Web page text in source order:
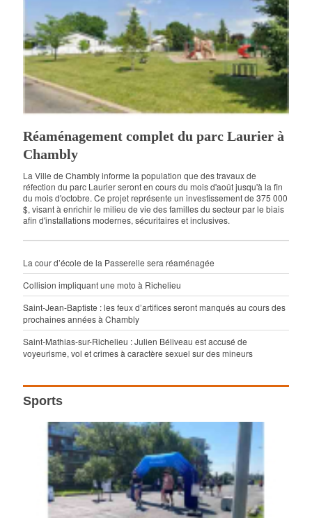
Réaménagement complet du parc Laurier à
Chambly
La Ville de Chambly informe la population que des travaux de
réfection du parc Laurier seront en cours du mois d'août jusqu'à la fin
du mois d'octobre. Ce projet représente un investissement de 375 000
$, visant à enrichir le milieu de vie des familles du secteur par le biais
afin d'installations modernes, sécuritaires et inclusives.
La cour d’école de la Passerelle sera réaménagée
Collision impliquant une moto à Richelieu
Saint-Jean-Baptiste : les feux d’artifices seront manqués au cours des
prochaines années à Chambly
Saint-Mathias-sur-Richelieu : Julien Béliveau est accusé de
voyeurisme, vol et crimes à caractère sexuel sur des mineurs
Sports